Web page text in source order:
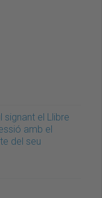
signant el Llibre
amb el
del seu